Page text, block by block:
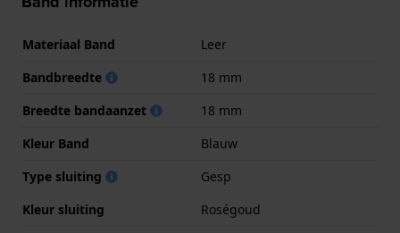
Materiaal Band
Leer
Bandbreedte
18 mm
Breedte bandaanzet
18 mm
Kleur Band
Blauw
Type sluiting
Gesp
Kleur sluiting
Roségoud